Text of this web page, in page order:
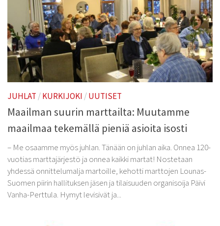
JUHLAT /KURKIJOKI /UUTISET
Maailman suurin marttailta: Muutamme
maailmaa tekemällä pieniä asioita isosti
– Me osaamme myös juhlan. Tänään on juhlan aika. Onnea 120-
vuotias marttajärjestö ja onnea kaikki martat! Nostetaan
yhdessä onnittelumalja martoille, kehotti marttojen Lounas-
Suomen piirin hallituksen jäsen ja tilaisuuden organisoija Päivi
Vanha-Perttula. Hymyt levisivät ja...